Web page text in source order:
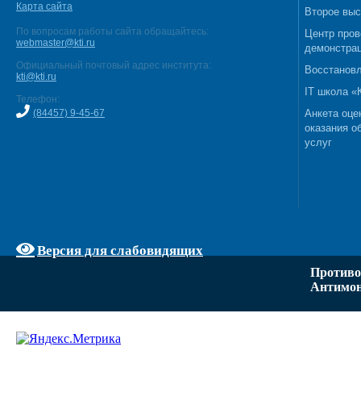
Карта сайта
По вопросам работы сайта обращайтесь:
webmaster@kti.ru
Официальный почтовый адрес института:
kti@kti.ru
Телефон:
(84457) 9-45-67
Версия для слабовидящих
Второе
Центр
IT школа
Анкета
оказания
услуг